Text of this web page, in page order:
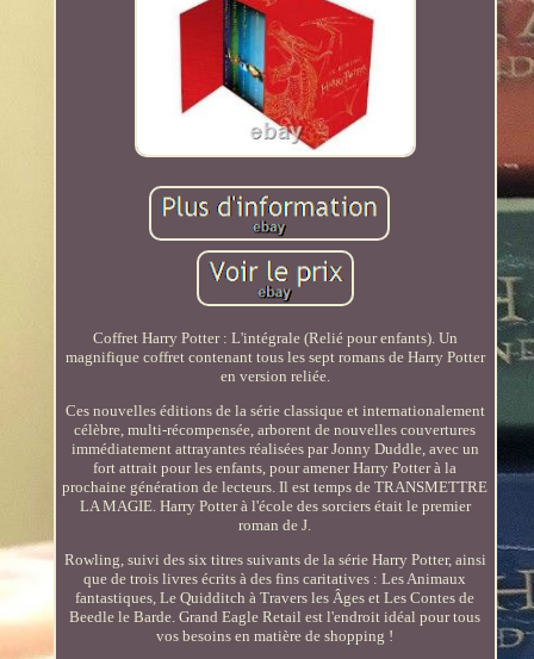
Coffret Harry Potter : L'intégrale (Relié pour enfants). Un
magnifique coffret contenant tous les sept romans de Harry Potter
en version reliée.
Ces nouvelles éditions de la série classique et internationalement
célèbre, multi-récompensée, arborent de nouvelles couvertures
immédiatement attrayantes réalisées par Jonny Duddle, avec un
fort attrait pour les enfants, pour amener Harry Potter à la
prochaine génération de lecteurs. Il est temps de TRANSMETTRE
LA MAGIE. Harry Potter à l'école des sorciers était le premier
roman de J.
Rowling, suivi des six titres suivants de la série Harry Potter, ainsi
que de trois livres écrits à des fins caritatives : Les Animaux
fantastiques, Le Quidditch à Travers les Âges et Les Contes de
Beedle le Barde. Grand Eagle Retail est l'endroit idéal pour tous
vos besoins en matière de shopping !